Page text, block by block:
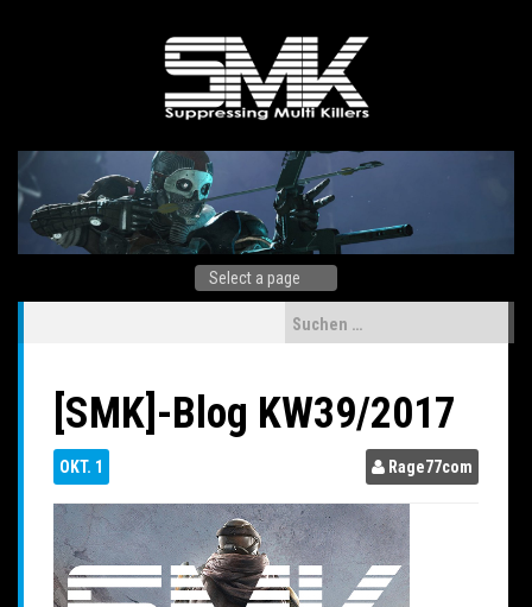
nach:
[SMK]-Blog KW39/2017
OKT. 1 Rage77com